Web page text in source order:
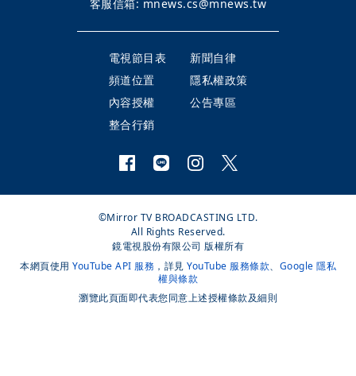
客服信箱: mnews.cs@mnews.tw
電視節目表
新聞自律
頻道位置
隱私權政策
內容授權
公告專區
整合行銷
©Mirror TV BROADCASTING LTD.
All Rights Reserved.
鏡電視股份有限公司 版權所有
本網頁使用 YouTube API 服務 ，詳見 YouTube 服務條款、 Google 隱私
權與條款
瀏覽此頁面即代表您同意上述授權條款及細則